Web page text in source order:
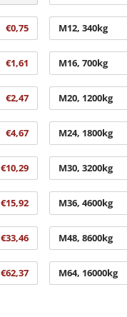
€0,75 M12, 340kg
€1,61 M16, 700kg
€2,47 M20, 1200kg
€4,67 M24, 1800kg
€10,29 M30, 3200kg
€15,92 M36, 4600kg
€33,46 M48, 8600kg
€62,37 M64, 16000kg